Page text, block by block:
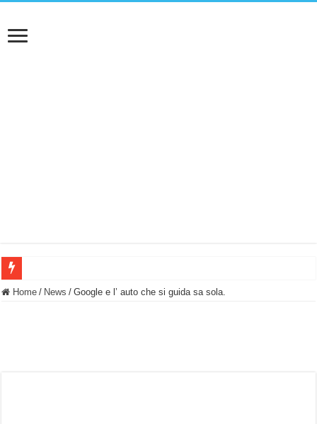
BASTA FATICARE! Questo robot tagliaerba lo appoggi e fa tutto lui! (Senza
Home / News / Google e l’ auto che si guida sa sola.